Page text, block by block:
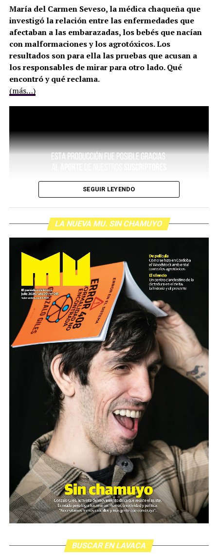
María del Carmen Seveso, la médica chaqueña que
investigó la relación entre las enfermedades que
afectaban a las embarazadas, los bebés que nacían
con malformaciones y los agrotóxicos. Los
resultados son para ella las pruebas que acusan a
los responsables de mirar para otro lado. Qué
encontró y qué reclama.
(más…)
SEGUIR LEYENDO
LA NUEVA MU. SIN CHAMUYO
BUSCAR EN LAVACA